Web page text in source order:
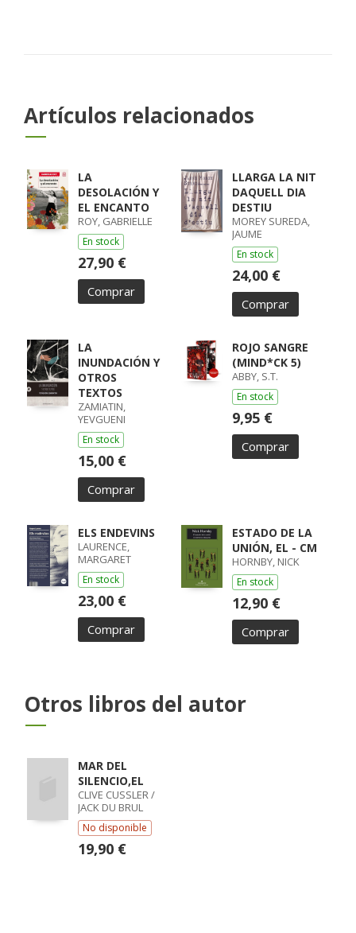
Artículos relacionados
LA
DESOLACIÓN Y
EL ENCANTO
ROY, GABRIELLE
En stock
27,90 €
Comprar
LLARGA LA NIT
DAQUELL DIA
DESTIU
MOREY SUREDA,
JAUME
En stock
24,00 €
Comprar
LA
INUNDACIÓN Y
OTROS
TEXTOS
ZAMIATIN,
YEVGUENI
En stock
15,00 €
Comprar
ROJO SANGRE
(MIND*CK 5)
ABBY, S.T.
En stock
9,95 €
Comprar
ELS ENDEVINS
LAURENCE,
MARGARET
En stock
23,00 €
Comprar
ESTADO DE LA
UNIÓN, EL - CM
HORNBY, NICK
En stock
12,90 €
Comprar
Otros libros del autor
MAR DEL
SILENCIO,EL
CLIVE CUSSLER /
JACK DU BRUL
No disponible
19,90 €